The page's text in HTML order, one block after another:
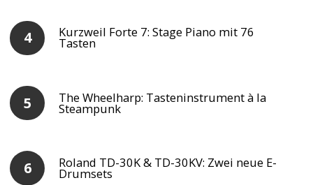
Kurzweil Forte 7: Stage Piano mit 76
Tasten
The Wheelharp: Tasteninstrument à la
Steampunk
Roland TD-30K & TD-30KV: Zwei neue E-
Drumsets